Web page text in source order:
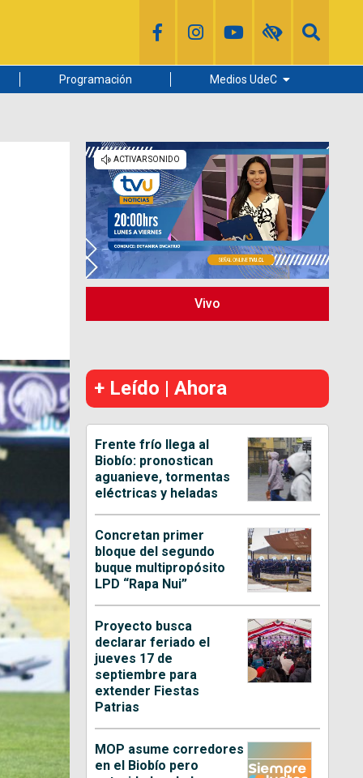
Programación Medios UdeC
Radio UdeC
Noticias UdeC
La Discusión
Vivo
+ Leído | Ahora
Frente frío llega al
Biobío: pronostican
aguanieve, tormentas
eléctricas y heladas
Concretan primer
bloque del segundo
buque multipropósito
LPD “Rapa Nui”
Proyecto busca
declarar feriado el
jueves 17 de
septiembre para
extender Fiestas
Patrias
MOP asume corredores
en el Biobío pero